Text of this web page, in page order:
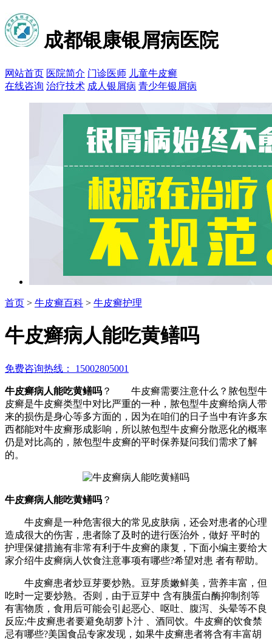
成都银康银屑病医院
网站首页 医院简介 门诊医师 儿童牛皮癣
在线咨询 治疗技术 成人银屑病 青少年银屑病
首页 > 牛皮癣百科 > 牛皮癣护理
牛皮癣病人能吃黄鳝吗
免费咨询热线： 15002805001
牛皮癣病人能吃黄鳝吗 ？ 牛皮癣需要注意什么？脓包型牛
皮癣是牛皮癣类型中对比严重的一种，脓包型牛皮癣给病人带
来的损伤是身心等多方面的，因为在咱们的日子当中有许多东
西都能对牛皮癣形成影响，所以脓包型牛皮癣分散恶化的概率
仍是对比高的，脓包型牛皮癣的平时保养疑问我们需求了解
的。
牛皮癣病人能吃黄鳝吗 ？
牛皮癣是一种危害很大的常见皮肤病，还会对患者的心理
造成很大的伤害，患者除了及时的进行医治外，做好 平时的
护理保健措施有非常有利于牛皮癣的康复，下面小编主要给大
家介绍牛皮癣病人饮食注意事项有哪些?希望对患 者有帮助。
牛皮癣患者炒豆芽要炒熟。豆芽质嫩鲜美，营养丰富，但
吃时一定要炒熟。否则，由于豆芽中 含有胰蛋白酶抑制剂等
有害物质，食用后可能会引起恶心、呕吐、腹泻、头晕等不良
反应;牛皮癣患者要避免胡萝卜汁 、酒同饮。牛皮癣的饮食禁
忌有哪些?美国食品专家发现，如果牛皮癣患者将含有丰富胡